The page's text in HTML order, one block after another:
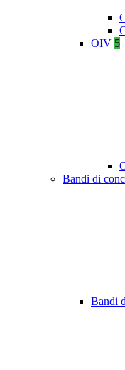
OIV 5
Bandi di
Bandi